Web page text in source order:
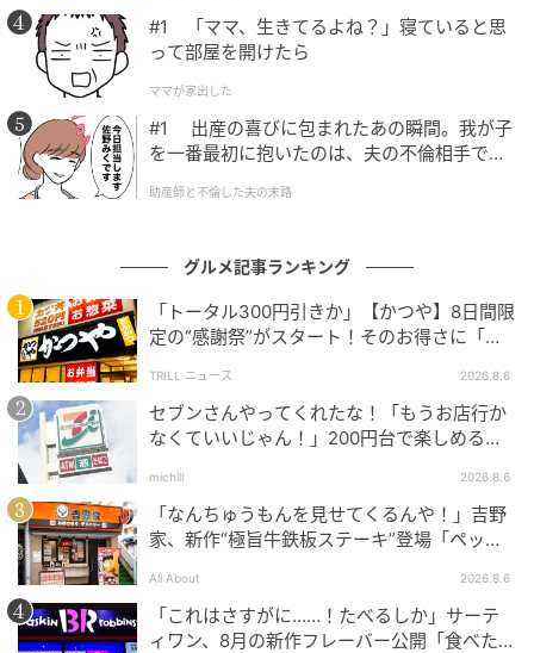
もぐナビニュース
北海道牛乳を使用した生地で、北海道練乳を使用した
フィリングを巻いたロールケーキです。 カロリー：
348kcal
リョーユーパン 北海道ミルクオムレット 袋2
個
#1 「ママ、生きてるよね？」寝ていると思
って部屋を開けたら
ママが家出した
#1 出産の喜びに包まれたあの瞬間。我が子
を一番最初に抱いたのは、夫の不倫相手でし
助産師と不倫した夫の末路
グルメ記事ランキング
「トータル300円引きか」【かつや】8日間限
定の“感謝祭”がスタート！そのお得さに「何
TRILL ニュース 2026.8.6
セブンさんやってくれたな！「もうお店行か
なくていいじゃん！」200円台で楽しめる本
michill 2026.8.6
「なんちゅうもんを見せてくるんや！」吉野
家、新作“極旨牛鉄板ステーキ”登場「ペッパ
All About 2026.8.6
「これはさすがに……！たべるしか」サーテ
ィワン、8月の新作フレーバー公開「食べた方